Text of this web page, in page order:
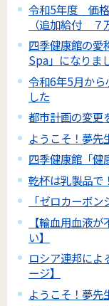
令和5年度 価格
（追加給付 ７
四季健康館の
Spa」になりま
令和6年5月から
した
都市計画の変更
ようこそ！夢先
四季健康館「健
乾杯は乳製品で
「ゼロカーボ
【輸血用血液
い】
ロシア連邦によ
ージ】
ようこそ！夢先